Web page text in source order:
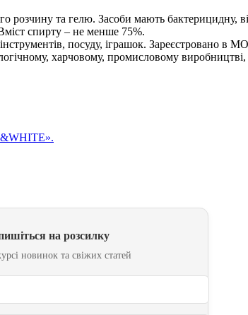
розчину та гелю. Засоби мають бактерицидну,
спирту – не менше 75%.
посуду, іграшок. Зареєстровано в
харчовому, промисловому виробництві,
на розсилку
новинок та свіжих статей